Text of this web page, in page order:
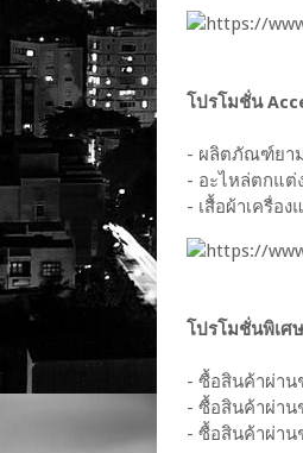
โปรโมชั่น
- ผลิตภัณฑ์ยา
- อะไหล่ตกแต่
- เสื้อผ้าเครื่อ
โปรโมชั่นพิเศ
- ซื้อสินค้าผ่าน
- ซื้อสินค้าผ่าน
- ซื้อสินค้าผ่าน